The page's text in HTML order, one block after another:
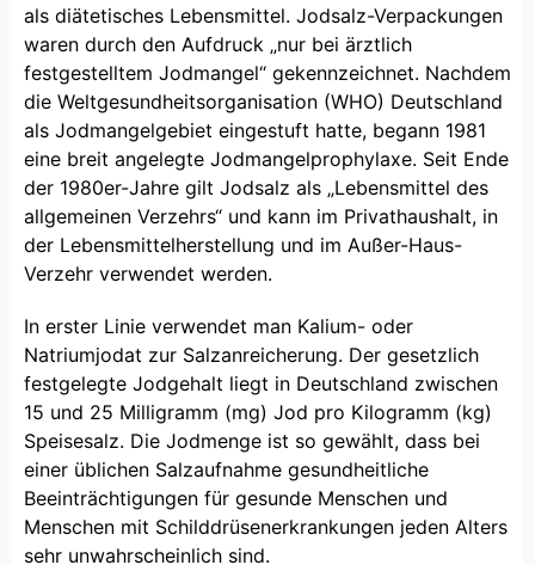
als diätetisches Lebensmittel. Jodsalz-Verpackungen
waren durch den Aufdruck „nur bei ärztlich
festgestelltem Jodmangel“ gekennzeichnet. Nachdem
die Weltgesundheitsorganisation (WHO) Deutschland
als Jodmangelgebiet eingestuft hatte, begann 1981
eine breit angelegte Jodmangelprophylaxe. Seit Ende
der 1980er-Jahre gilt Jodsalz als „Lebensmittel des
allgemeinen Verzehrs“ und kann im Privathaushalt, in
der Lebensmittelherstellung und im Außer-Haus-
Verzehr verwendet werden.
In erster Linie verwendet man Kalium- oder
Natriumjodat zur Salzanreicherung. Der gesetzlich
festgelegte Jodgehalt liegt in Deutschland zwischen
15 und 25 Milligramm (mg) Jod pro Kilogramm (kg)
Speisesalz. Die Jodmenge ist so gewählt, dass bei
einer üblichen Salzaufnahme gesundheitliche
Beeinträchtigungen für gesunde Menschen und
Menschen mit Schilddrüsenerkrankungen jeden Alters
sehr unwahrscheinlich sind.